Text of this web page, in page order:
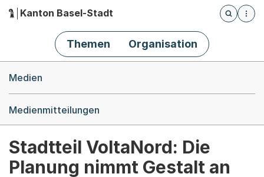
Hauptnavigation
Kanton Basel-Stadt
Öffnet
Themen Organisation
Medien
Medienmitteilungen
Stadtteil VoltaNord: Die
Planung nimmt Gestalt an